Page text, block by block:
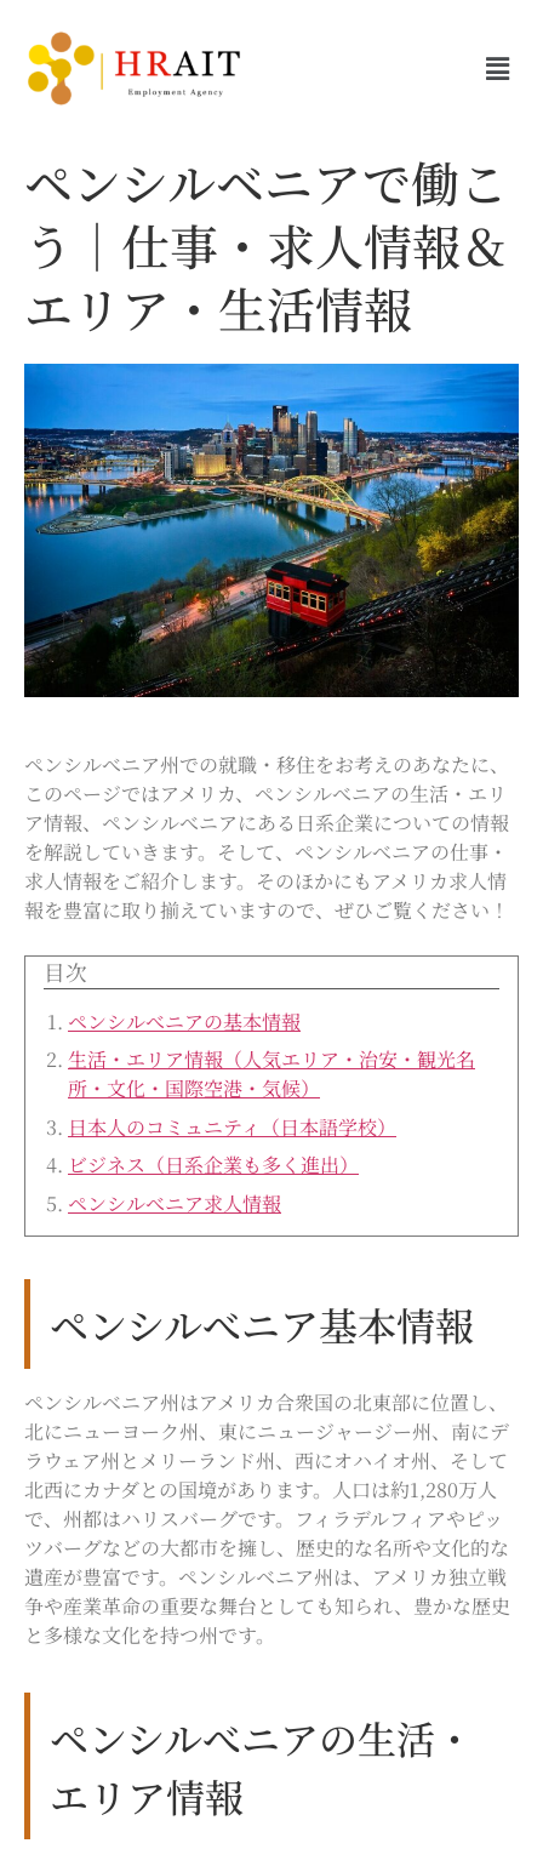
ペンシルベニアで働こ
う｜仕事・求人情報＆
エリア・生活情報
ペンシルべニア州での就職・移住をお考えのあなたに、
このページではアメリカ、ペンシルべニアの生活・エリ
ア情報、ペンシルべニアにある日系企業についての情報
を解説していきます。そして、ペンシルべニアの仕事・
求人情報をご紹介します。そのほかにもアメリカ求人情
報を豊富に取り揃えていますので、ぜひご覧ください！
目次
ペンシルべニアの基本情報
生活・エリア情報（人気エリア・治安・観光名
所・文化・国際空港・気候）
日本人のコミュニティ（日本語学校）
ビジネス（日系企業も多く進出）
ペンシルべニア求人情報
ペンシルべニア基本情報
ペンシルベニア州はアメリカ合衆国の北東部に位置し、
北にニューヨーク州、東にニュージャージー州、南にデ
ラウェア州とメリーランド州、西にオハイオ州、そして
北西にカナダとの国境があります。人口は約1,280万人
で、州都はハリスバーグです。フィラデルフィアやピッ
ツバーグなどの大都市を擁し、歴史的な名所や文化的な
遺産が豊富です。ペンシルベニア州は、アメリカ独立戦
争や産業革命の重要な舞台としても知られ、豊かな歴史
と多様な文化を持つ州です。
ペンシルべニアの生活・
エリア情報